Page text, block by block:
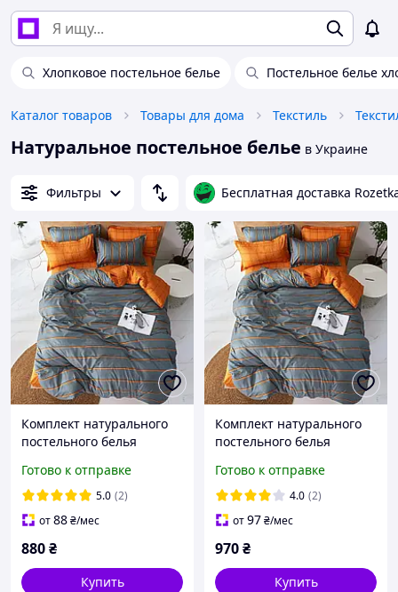
Хлопковое постельное белье Постельное белье
Каталог товаров Товары для дома Текстиль
Натуральное постельное белье в Украине
Фильтры Бесплатная доставка
Комплект натурального
постельного белья
полоски, клетка 150х220
см
Готово к отправке
5.0 (2)
от88₴/мес
880₴
Купить
Комплект натурального
постельного белья
полоски, клетка 200х220
см
Готово к отправке
4.0 (2)
от97₴/мес
970₴
Купить